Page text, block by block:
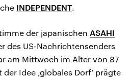
INDEPENDENT.
der japanischen ASAHI
des US-Nachrichtensenders
am Mittwoch im Alter von 87
Idee ‚globales Dorf‘ prägte